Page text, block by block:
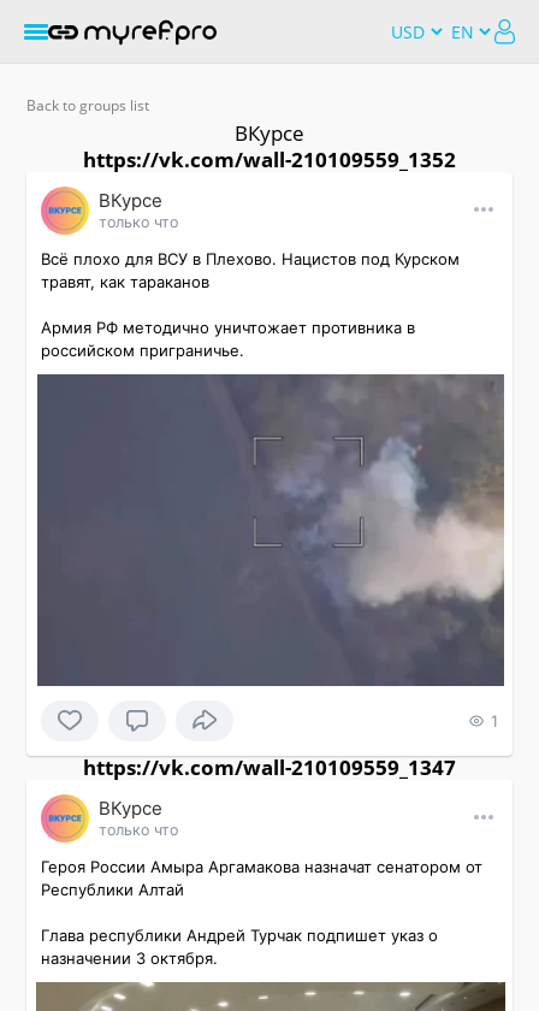
Back to groups list
ВКурсе
https://vk.com/wall-210109559_1352
ВКурсе
только что
Всё плохо для ВСУ в Плехово. Нацистов под Курском
травят, как тараканов
Армия РФ методично уничтожает противника в
российском приграничье.
1
https://vk.com/wall-210109559_1347
ВКурсе
только что
Героя России Амыра Аргамакова назначат сенатором от
Республики Алтай
Глава республики Андрей Турчак подпишет указ о
назначении 3 октября.